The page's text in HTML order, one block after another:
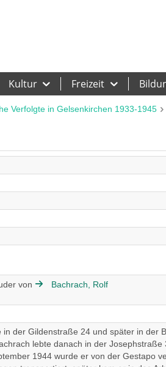
Kultur Freizeit
Verfolgte in Gelsenkirchen 1933-1945
von Bachrach, Rolf
der Gildenstraße 24 und später in der
lebte danach in der Josephstraße
1944 wurde er von der Gestapo